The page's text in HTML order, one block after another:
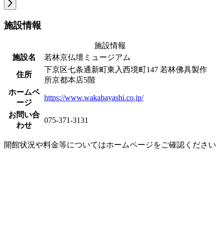
施設情報
施設情報
施設名
若林京仏壇ミュージアム
住所
下京区七条通新町東入西境町147 若林佛具製作
所京都本店5階
ホームペ
ージ
https://www.wakabayashi.co.jp/
お問い合
わせ
075-371-3131
開館状況や料金等についてはホームページをご確認ください